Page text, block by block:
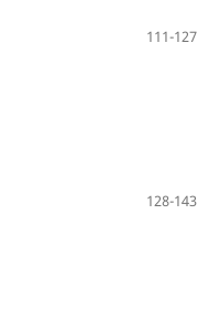
111-127
128-143